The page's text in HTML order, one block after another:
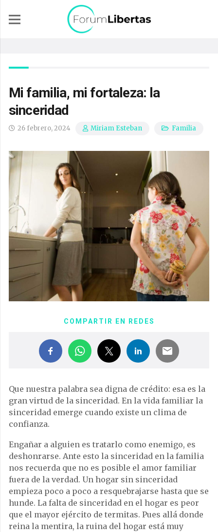
Mi familia, mi fortaleza: la
sinceridad
26 febrero, 2024 Miriam Esteban Familia
COMPARTIR EN REDES
Que nuestra palabra sea digna de crédito: esa es la
gran virtud de la sinceridad. En la vida familiar la
sinceridad emerge cuando existe un clima de
confianza.
Engañar a alguien es tratarlo como enemigo, es
deshonrarse. Ante esto la sinceridad en la familia
nos recuerda que no es posible el amor familiar
fuera de la verdad. Un hogar sin sinceridad
empieza poco a poco a resquebrajarse hasta que se
hunde. La falta de sinceridad en el hogar es peor
que el mayor ejército de termitas. Pues allá donde
reina la mentira, la ruina del hogar está muy